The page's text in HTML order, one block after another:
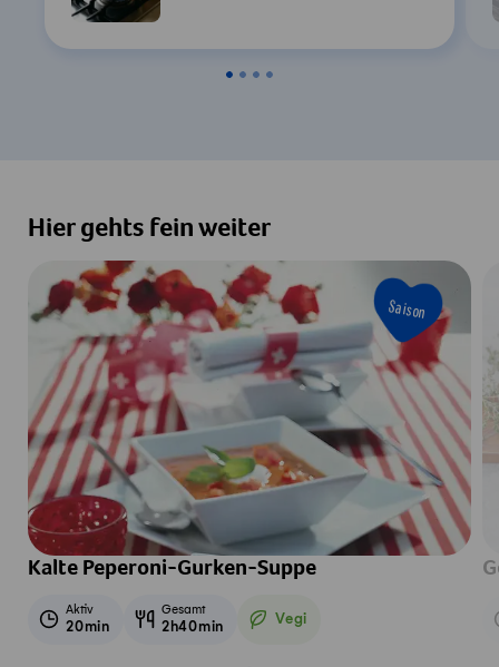
Hier gehts fein weiter
Saison
Kalte Peperoni-Gurken-Suppe
Aktiv
20min
Gesamt
2h40min Vegi
Vegetarisch